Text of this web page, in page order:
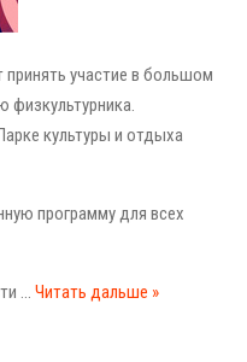
принять участие в большом
культуры и отдыха
программу для всех
... Читать дальше »